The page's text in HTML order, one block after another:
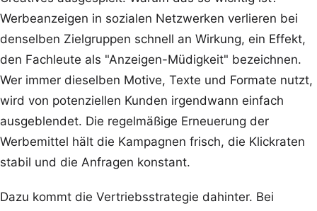
Werbeanzeigen in sozialen Netzwerken verlieren bei
denselben Zielgruppen schnell an Wirkung, ein Effekt,
den Fachleute als "Anzeigen-Müdigkeit" bezeichnen.
Wer immer dieselben Motive, Texte und Formate nutzt,
wird von potenziellen Kunden irgendwann einfach
ausgeblendet. Die regelmäßige Erneuerung der
Werbemittel hält die Kampagnen frisch, die Klickraten
stabil und die Anfragen konstant.
Dazu kommt die Vertriebsstrategie dahinter. Bei